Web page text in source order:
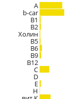
A
b-car
В1
B2
Холин
B5
B6
B9
B12
C
D
E
H